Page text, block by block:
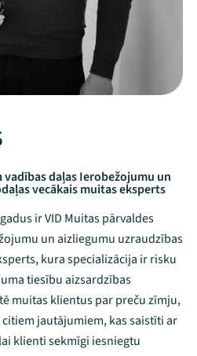
vadības daļas Ierobežojumu un
vecākais muitas eksperts
ir VID Muitas pārvaldes
un aizliegumu uzraudzības
kura specializācija ir risku
tiesību aizsardzības
muitas klientus par preču zīmju,
jautājumiem, kas saistīti ar
klienti sekmīgi iesniegtu